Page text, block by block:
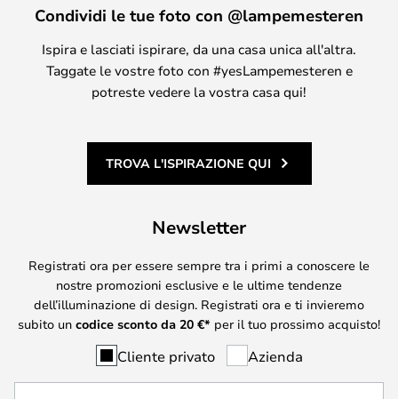
Condividi le tue foto con @lampemesteren
Ispira e lasciati ispirare, da una casa unica all'altra.
Taggate le vostre foto con #yesLampemesteren e
potreste vedere la vostra casa qui!
TROVA L'ISPIRAZIONE QUI
Newsletter
Registrati ora per essere sempre tra i primi a conoscere le
nostre promozioni esclusive e le ultime tendenze
dell’illuminazione di design. Registrati ora e ti invieremo
subito un codice sconto da 20 €* per il tuo prossimo acquisto!
Cliente privato Azienda